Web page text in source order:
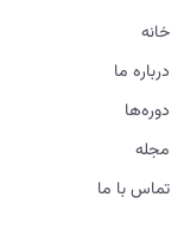
خانه
درباره ما
دوره‌ها
مجله
تماس با ما